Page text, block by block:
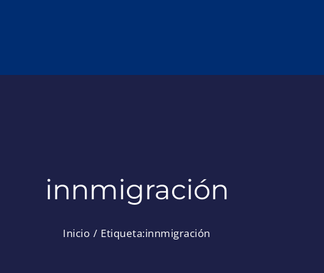
innmigración
Inicio Etiqueta:innmigración